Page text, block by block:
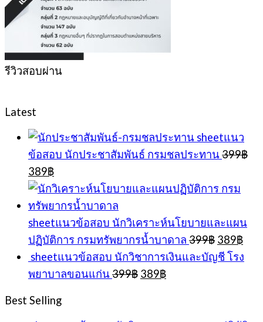
รีวิวสอบผ่าน
Latest
sheetแนว
ข้อสอบ นักประชาสัมพันธ์ กรมชลประทาน 399฿
Original
price
was:
399฿.
389฿Current
price
is:
389฿.
sheetแนวข้อสอบ นักวิเคราะห์นโยบายและแผน
ปฏิบัติการ กรมทรัพยากรน้ำบาดาล 399฿ Original
price
was:
389฿
is:
sheetแนวข้อสอบ นักวิชาการเงินและบัญชี โรง
พยาบาลขอนแก่น 399฿ Original
389฿Current
Best Selling